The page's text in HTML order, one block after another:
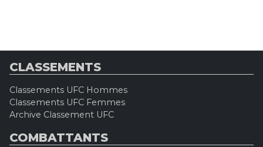
CLASSEMENTS
Classements UFC Hommes
Classements UFC Femmes
Archive Classement UFC
COMBATTANTS